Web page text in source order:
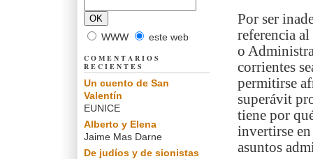
Por ser
referencia
o
corrientes
permitirse
superávit
tiene por
invertirse
asuntos
WWW este web
COMENTARIOS
RECIENTES
Un cuento de San
Valentín
EUNICE
Alberto y Elena
Jaime Mas Darne
De judíos y de sionistas